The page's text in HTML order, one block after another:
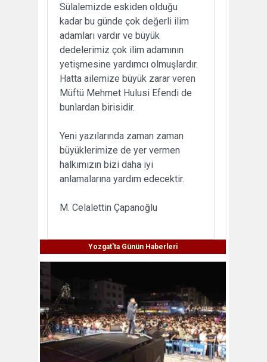
Sülalemizde eskiden olduğu
kadar bu günde çok değerli ilim
adamları vardır ve büyük
dedelerimiz çok ilim adamının
yetişmesine yardımcı olmuşlardır.
Hatta ailemize büyük zarar veren
Müftü Mehmet Hulusi Efendi de
bunlardan birisidir.
Yeni yazılarında zaman zaman
büyüklerimize de yer vermen
halkımızın bizi daha iyi
anlamalarına yardım edecektir.
M. Celalettin Çapanoğlu
Yozgat'ta Günün Haberleri